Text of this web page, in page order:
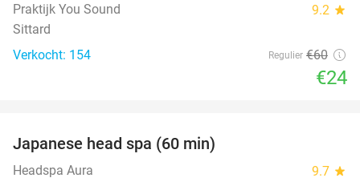
Praktijk You Sound 9.2 star
Sittard
Verkocht: 154
Regulier €60
€24
Japanese head spa (60 min)
Headspa Aura 9.7 star